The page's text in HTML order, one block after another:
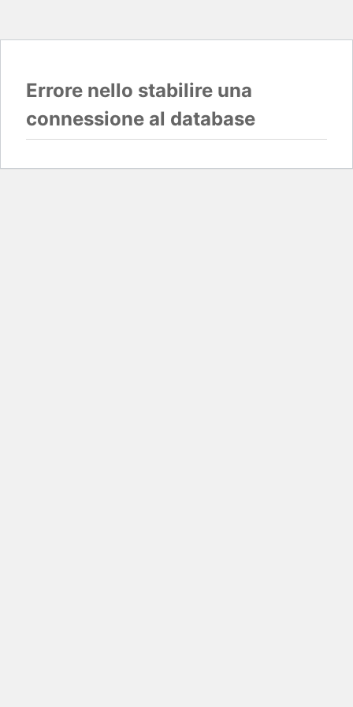
Errore nello stabilire una
connessione al database